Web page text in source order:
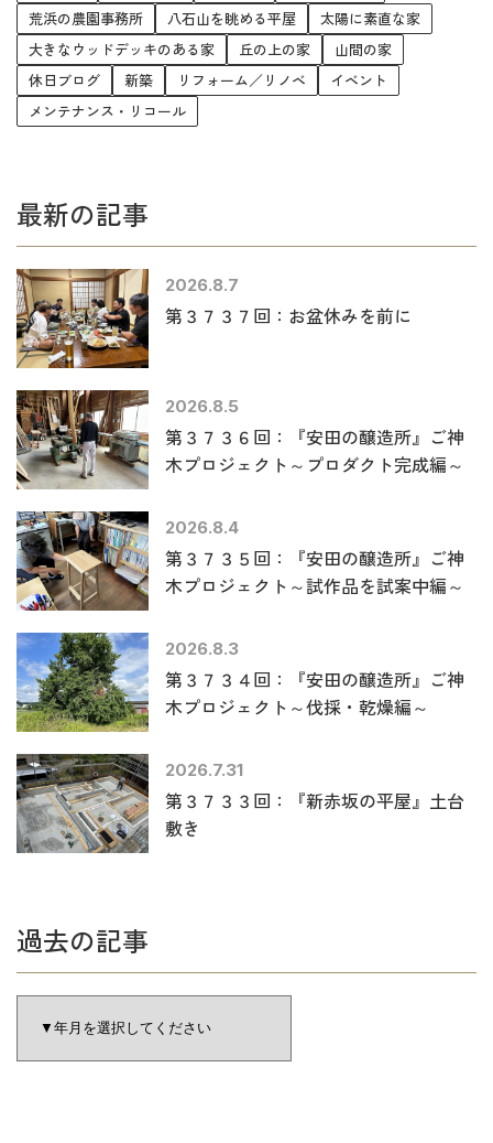
荒浜の農園事務所
八石山を眺める平屋
太陽に素直な家
大きなウッドデッキのある家
丘の上の家
山間の家
休日ブログ
新築 リフォーム／リノベ
イベント
メンテナンス・リコール
最新の記事
2026.8.7
第３７３７回：お盆休みを前に
2026.8.5
第３７３６回：『安田の醸造所』ご神
木プロジェクト～プロダクト完成編～
2026.8.4
第３７３５回：『安田の醸造所』ご神
木プロジェクト～試作品を試案中編～
2026.8.3
第３７３４回：『安田の醸造所』ご神
木プロジェクト～伐採・乾燥編～
2026.7.31
第３７３３回：『新赤坂の平屋』土台
敷き
過去の記事